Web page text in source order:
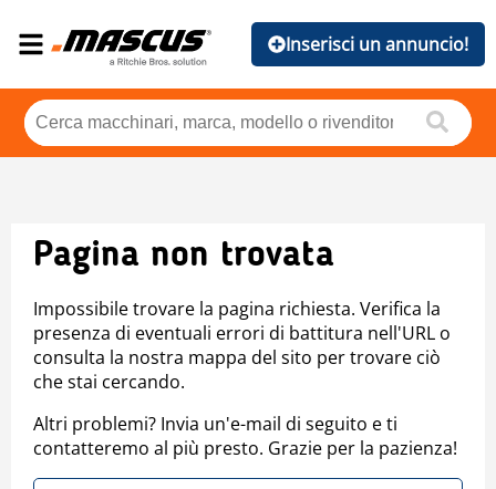
Inserisci un annuncio!
Pagina non trovata
Impossibile trovare la pagina richiesta. Verifica la
presenza di eventuali errori di battitura nell'URL o
consulta la nostra mappa del sito per trovare ciò
che stai cercando.
Altri problemi? Invia un'e-mail di seguito e ti
contatteremo al più presto. Grazie per la pazienza!